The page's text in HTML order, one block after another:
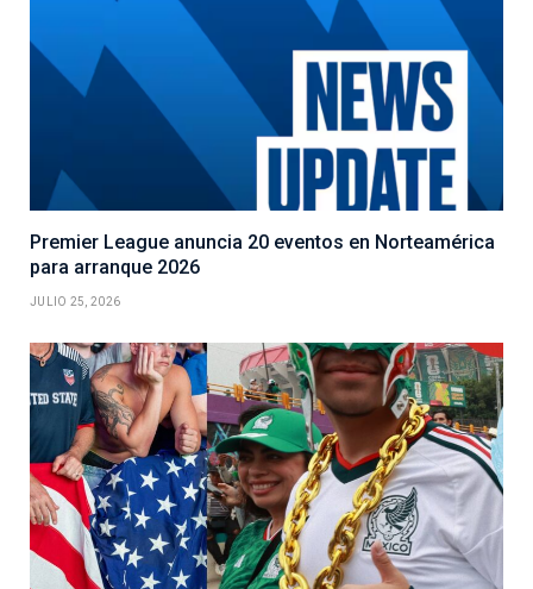
Premier League anuncia 20 eventos en Norteamérica
para arranque 2026
JULIO 25, 2026